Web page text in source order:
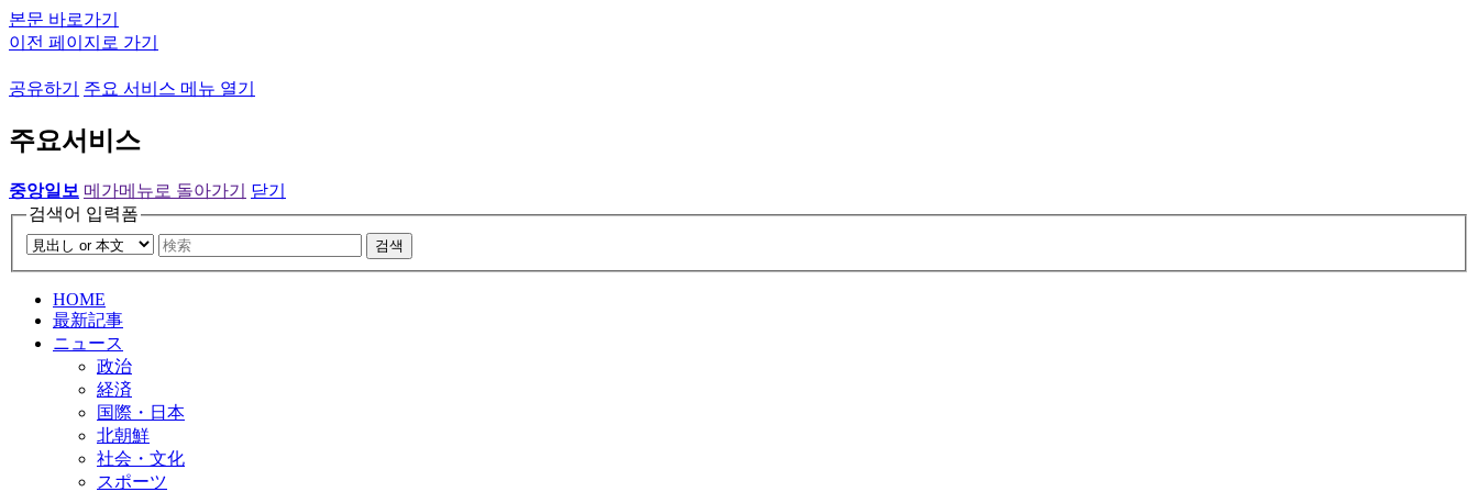
본문 바로가기
이전 페이지로 가기
공유하기 주요 서비스 메뉴 열기
주요서비스
중앙일보 메가메뉴로 돌아가기
닫기
검색어 입력폼
검색
HOME
最新記事
ニュース
政治
経済
国際・日本
北朝鮮
社会・文化
スポーツ